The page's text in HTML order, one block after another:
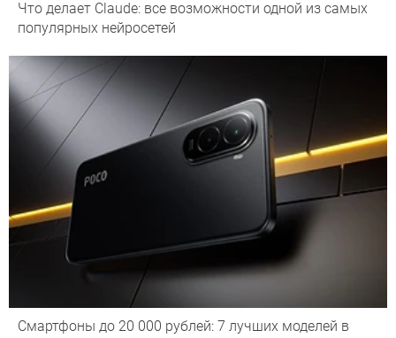
Что делает Сlaude: все возможности одной из самых
популярных нейросетей
Смартфоны до 20 000 рублей: 7 лучших моделей в